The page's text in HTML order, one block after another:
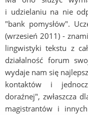
i udzielaniu na nie
"bank pomysłów".
(wrzesień 2011) -
lingwistyki tekstu z
działalność forum
wydaje nam się
kontaktów i
doraźnej", zwłaszcza
magistrantów i